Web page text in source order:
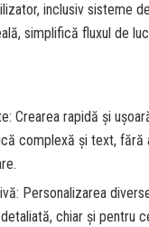
inclusiv sisteme
simplifică fluxul de
Crearea rapidă și
complexă și text, fără
Personalizarea
chiar și pentru